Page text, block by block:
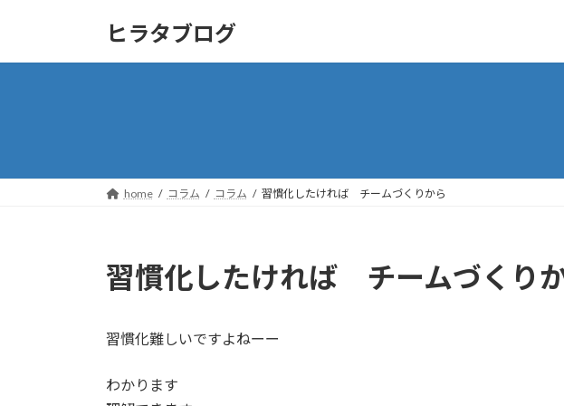
ッ
移
ヒラタブログ
home コラム コラム 習慣化したければ チームづくりから
習慣化したければ チームづくり
習慣化難しいですよねーー
わかります